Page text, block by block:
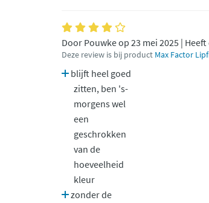
Door Pouwke op 23 mei 2025 |
Deze review is bij product Max Factor
blijft heel goed
zitten, ben 's-
morgens wel
een
geschrokken
van de
hoeveelheid
kleur
zonder de